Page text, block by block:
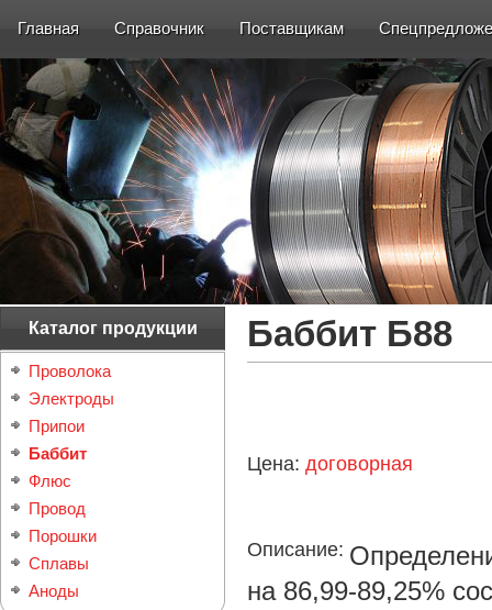
Главная Справочник Поставщикам
Каталог продукции
Проволока
Электроды
Припои
Баббит
Флюс
Провод
Порошки
Сплавы
Аноды
Баббит Б88
Цена: договорная
Описание:
на 86,99-89,25%